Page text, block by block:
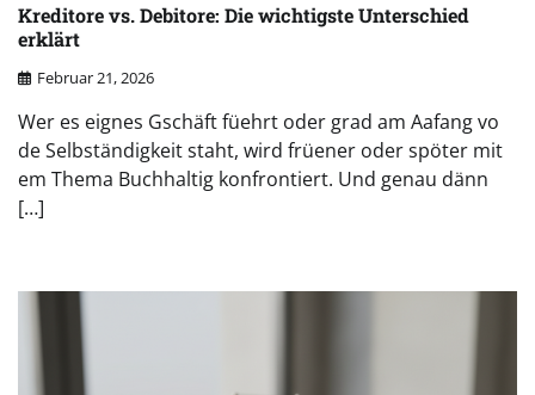
Kreditore vs. Debitore: Die wichtigste Unterschied
erklärt
Februar 21, 2026
Wer es eignes Gschäft füehrt oder grad am Aafang vo
de Selbständigkeit staht, wird früener oder spöter mit
em Thema Buchhaltig konfrontiert. Und genau dänn
[…]